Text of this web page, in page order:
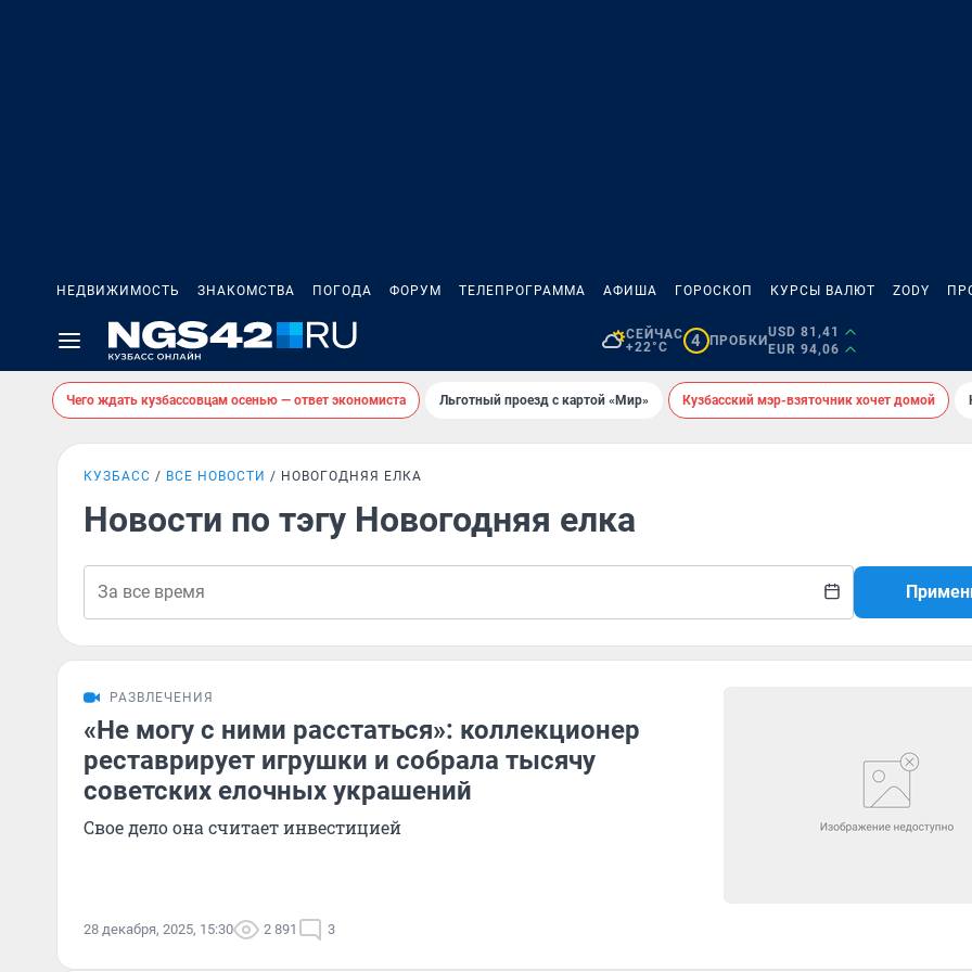
НЕДВИЖИМОСТЬ ЗНАКОМСТВА ПОГОДА ФОРУМ ТЕЛЕПРОГРАММА АФИША ГОРОСКОП КУРСЫ ВАЛЮТ ZODY
СЕЙЧАС
+22°C
4 ПРОБКИ
USD 81,41
EUR 94,06
Чего ждать кузбассовцам осенью — ответ экономиста Льготный проезд с картой «Мир» Кузбасский мэр-взяточник хочет домой
КУЗБАСС ВСЕ НОВОСТИ НОВОГОДНЯЯ ЕЛКА
Новости по тэгу Новогодняя елка
РАЗВЛЕЧЕНИЯ
«Не могу с ними расстаться»: коллекционер
реставрирует игрушки и собрала тысячу
советских елочных украшений
Свое дело она считает инвестицией
28 декабря, 2025, 15:30 2 891 3